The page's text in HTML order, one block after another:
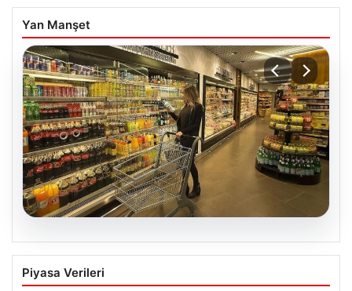
Yan Manşet
07.08.2026
Enflasyon verileri ne zaman
açıklanacak? 2026 TÜİK mart ayı
Piyasa Verileri